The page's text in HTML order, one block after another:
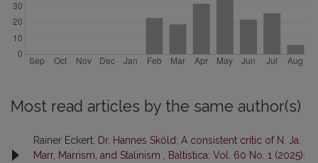
Most read articles by the same author(s)
Rainer Eckert, Dr. Hannes Sköld: A consistent critic of N. Ja.
Marr, Marrism, and Stalinism
Baltistica: Vol. 60 No. 1 (2025):